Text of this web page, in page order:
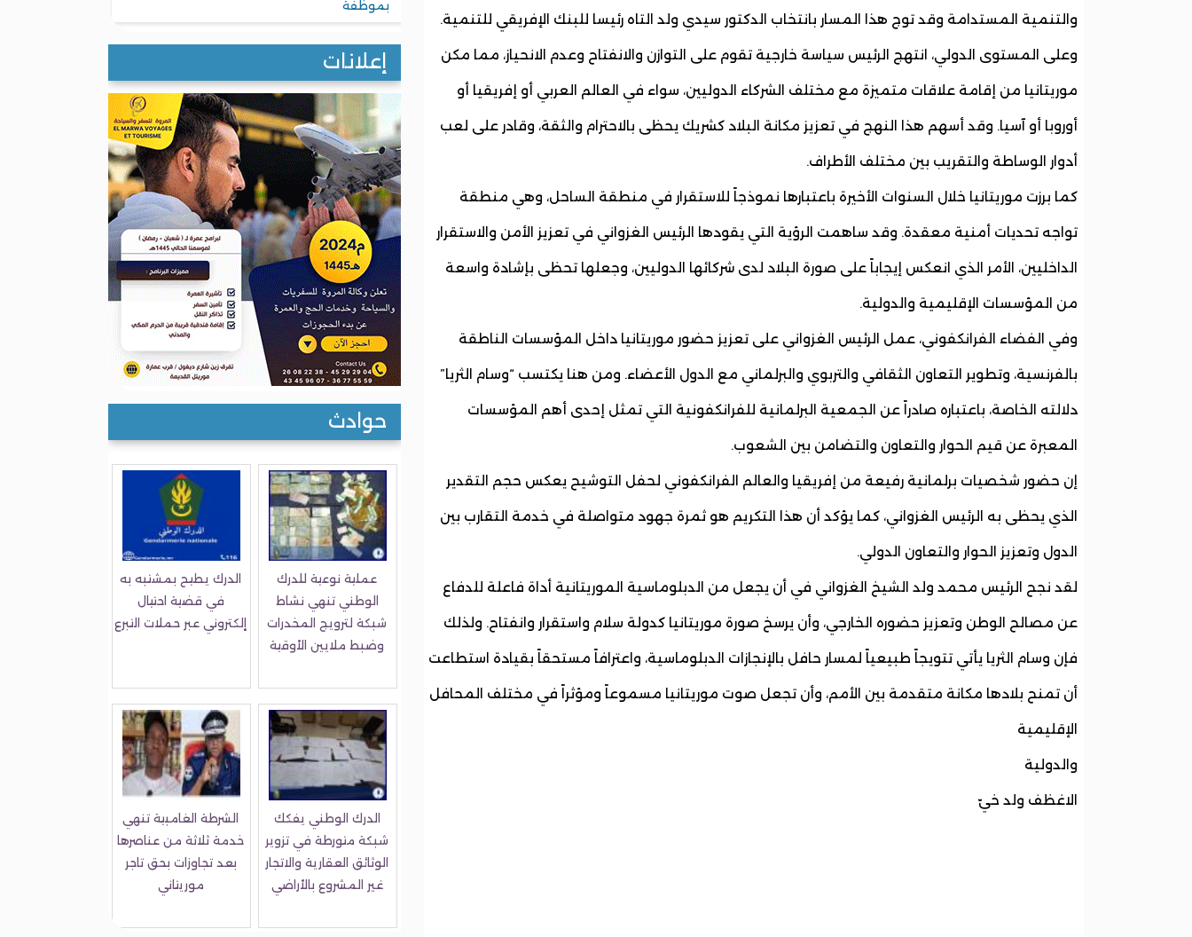
والتنمية المستدامة وقد توج هذا المسار بانتخاب الدكتور سيدي ولد التاه رئيسا للبنك الإفريقي للتنمية.
وعلى المستوى الدولي، انتهج الرئيس سياسة خارجية تقوم على التوازن والانفتاح وعدم الانحياز، مما مكن
موريتانيا من إقامة علاقات متميزة مع مختلف الشركاء الدوليين، سواء في العالم العربي أو إفريقيا أو
أوروبا أو آسيا. وقد أسهم هذا النهج في تعزيز مكانة البلاد كشريك يحظى بالاحترام والثقة، وقادر على لعب
أدوار الوساطة والتقريب بين مختلف الأطراف.
كما برزت موريتانيا خلال السنوات الأخيرة باعتبارها نموذجاً للاستقرار في منطقة الساحل، وهي منطقة
تواجه تحديات أمنية معقدة. وقد ساهمت الرؤية التي يقودها الرئيس الغزواني في تعزيز الأمن والاستقرار
الداخليين، الأمر الذي انعكس إيجاباً على صورة البلاد لدى شركائها الدوليين، وجعلها تحظى بإشادة واسعة
من المؤسسات الإقليمية والدولية.
وفي الفضاء الفرانكفوني، عمل الرئيس الغزواني على تعزيز حضور موريتانيا داخل المؤسسات الناطقة
بالفرنسية، وتطوير التعاون الثقافي والتربوي والبرلماني مع الدول الأعضاء. ومن هنا يكتسب “وسام الثريا”
دلالته الخاصة، باعتباره صادراً عن الجمعية البرلمانية للفرانكفونية التي تمثل إحدى أهم المؤسسات
المعبرة عن قيم الحوار والتعاون والتضامن بين الشعوب.
إن حضور شخصيات برلمانية رفيعة من إفريقيا والعالم الفرانكفوني لحفل التوشيح يعكس حجم التقدير
الذي يحظى به الرئيس الغزواني، كما يؤكد أن هذا التكريم هو ثمرة جهود متواصلة في خدمة التقارب بين
الدول وتعزيز الحوار والتعاون الدولي.
لقد نجح الرئيس محمد ولد الشيخ الغزواني في أن يجعل من الدبلوماسية الموريتانية أداة فاعلة للدفاع
عن مصالح الوطن وتعزيز حضوره الخارجي، وأن يرسخ صورة موريتانيا كدولة سلام واستقرار وانفتاح. ولذلك
فإن وسام الثريا يأتي تتويجاً طبيعياً لمسار حافل بالإنجازات الدبلوماسية، واعترافاً مستحقاً بقيادة استطاعت
أن تمنح بلادها مكانة متقدمة بين الأمم، وأن تجعل صوت موريتانيا مسموعاً ومؤثراً في مختلف المحافل
الإقليمية
والدولية
الاغظف ولد خيّ
بموظفة
إعلانات
حوادث
عملية نوعية للدرك
الوطني تنهي نشاط
شبكة لترويج المخدرات
وضبط ملايين الأوقية
الدرك يطيح بمشتبه به
في قضية احتيال
إلكتروني عبر حملات التبرع
الدرك الوطني يفكك
شبكة متورطة في تزوير
الوثائق العقارية والاتجار
غير المشروع بالأراضي
الشرطة الغامبية تنهي
خدمة ثلاثة من عناصرها
بعد تجاوزات بحق تاجر
موريتاني